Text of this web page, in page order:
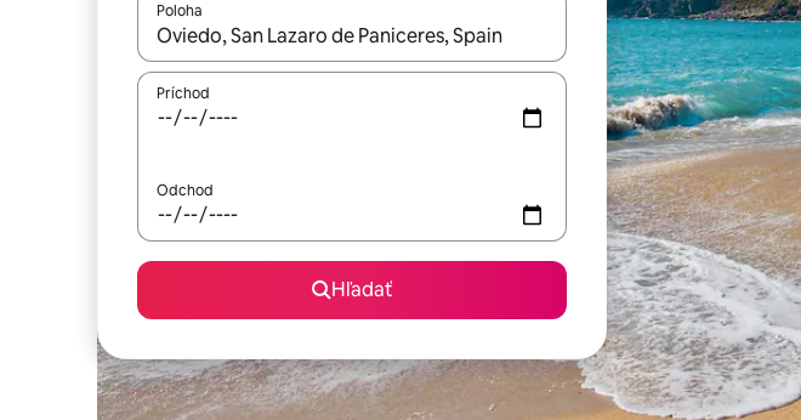
Poloha
Keď budú výsledky k dispozícii, môžete si ich prechádzať pomocou klávesov so
Príchod
Odchod
Hľadať